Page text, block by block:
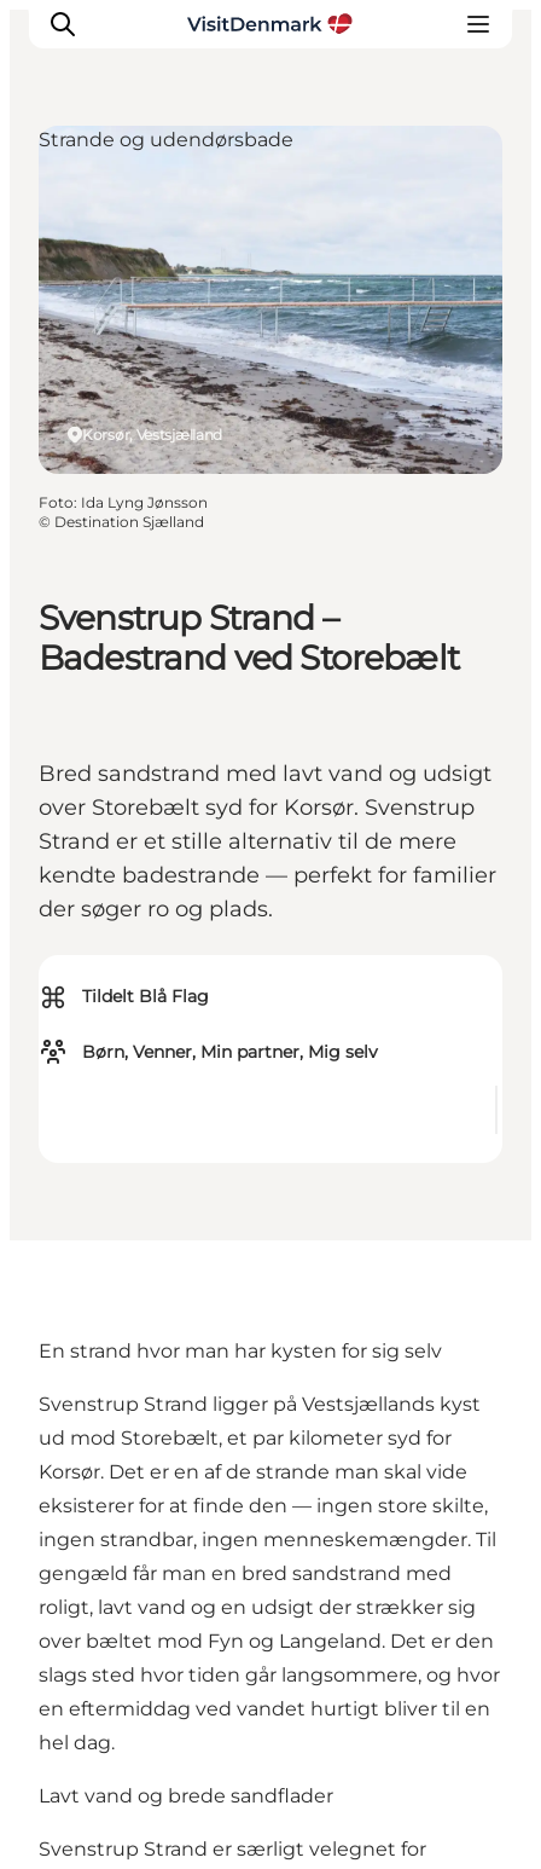
Destinationer
Oplevelser
Overnatning
Planlæg ferien
Svenstrup Strand –
Badestrand ved Storebælt
Bred sandstrand med lavt vand og udsigt
over Storebælt syd for Korsør. Svenstrup
Strand er et stille alternativ til de mere
kendte badestrande — perfekt for familier
der søger ro og plads.
⌘ Tildelt Blå Flag
Børn, Venner, Min partner, Mig selv
Korsør, Vestsjælland
Strande og udendørsbade
Foto: Ida Lyng Jønsson
© Destination Sjælland
En strand hvor man har kysten for sig selv
Svenstrup Strand ligger på Vestsjællands kyst
ud mod Storebælt, et par kilometer syd for
Korsør. Det er en af de strande man skal vide
eksisterer for at finde den — ingen store skilte,
ingen strandbar, ingen menneskemængder. Til
gengæld får man en bred sandstrand med
roligt, lavt vand og en udsigt der strækker sig
over bæltet mod Fyn og Langeland. Det er den
slags sted hvor tiden går langsommere, og hvor
en eftermiddag ved vandet hurtigt bliver til en
hel dag.
Lavt vand og brede sandflader
Svenstrup Strand er særligt velegnet for